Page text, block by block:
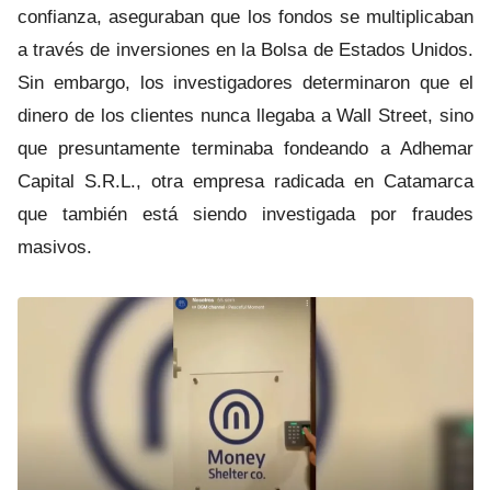
confianza, aseguraban que los fondos se multiplicaban
a través de inversiones en la Bolsa de Estados Unidos.
Sin embargo, los investigadores determinaron que el
dinero de los clientes nunca llegaba a Wall Street, sino
que presuntamente terminaba fondeando a Adhemar
Capital S.R.L., otra empresa radicada en Catamarca
que también está siendo investigada por fraudes
masivos.